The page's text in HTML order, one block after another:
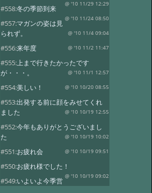
@ '10 11/29 12:29
#558:冬の季節到来
@ '10 11/24 08:50
#557:マガンの姿は見
られず。
@ '10 11/4 09:04
#556:来年度 @ '10 11/2 11:47
#555:上まで行きたかったです
が・・・。
@ '10 11/1 12:57
#554:美しい！ @ '10 10/20 08:55
#553:出発する前に顔をみせてくれ
ました
@ '10 10/19 12:55
#552:今年もありがとうございまし
た
@ '10 10/19 10:02
#551:お疲れ会 @ '10 10/19 09:51
#550:お疲れ様でした！
@ '10 10/19 09:02
#549:いよいよ今季営